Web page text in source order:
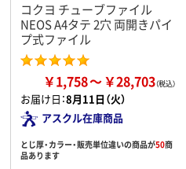
コクヨ チューブファイル
NEOS A4タテ 2穴 両開きパイ
プ式ファイル
￥1,758 ￥28,703
お届け日：8月11日（火）
アスクル在庫商品
とじ厚・カラー・販売単位違いの商品が50商
品あります